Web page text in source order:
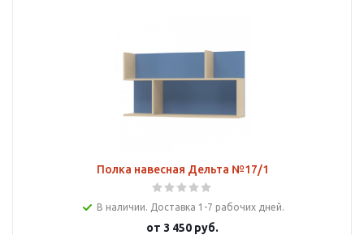
Полка навесная Дельта №17/1
В наличии. Доставка 1-7 рабочих дней.
от 3 450 руб.